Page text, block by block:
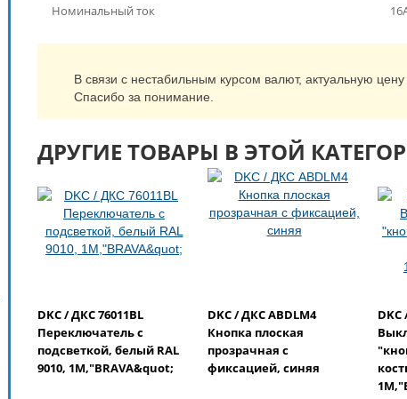
Номинальный ток
В связи с нестабильным курсом валют, актуальную
Спасибо за понимание.
ДРУГИЕ ТОВАРЫ В ЭТОЙ
DKC / ДКС 76011BL
Переключатель с
подсветкой, белый RAL
9010, 1М,"BRAVA&quot;
DKC / ДКС ABDLM4
Кнопка плоская
прозрачная с
фиксацией, синяя
DKC